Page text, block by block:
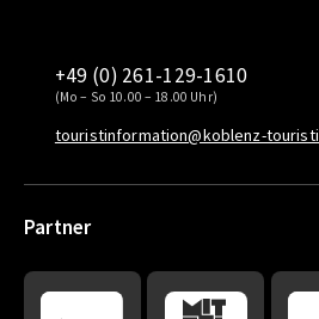
+49 (0) 261-129-1610
(Mo – So 10.00 – 18.00 Uhr)
touristinformation@koblenz-
Partner